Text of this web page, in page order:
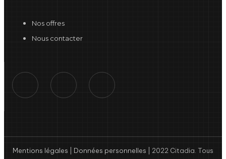
Nos offres
Nous contacter
Mentions légales Données personnelles
| 2022 Citadia. Tous